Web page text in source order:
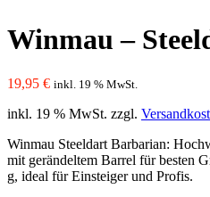
Winmau –
19,95 € inkl. 19 % MwSt.
inkl. 19 % MwSt. zzgl.
Winmau Steeldart Barbarian:
mit gerändeltem Barrel für besten
g, ideal für Einsteiger und Profis.